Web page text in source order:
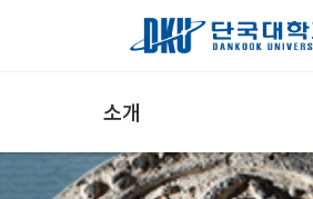
Skip to Main Content
소개